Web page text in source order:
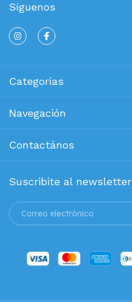
Síguenos
Categorías
Navegación
Contactános
Suscribite al newsletter